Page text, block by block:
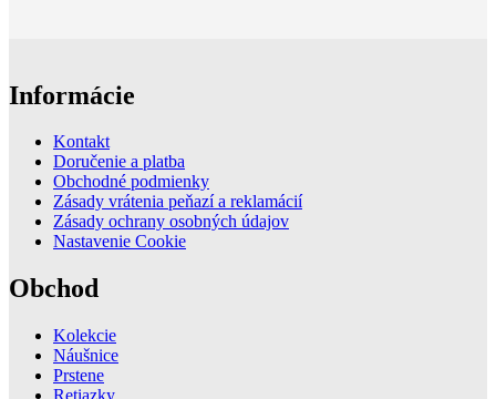
Informácie
Kontakt
Doručenie a platba
Obchodné podmienky
Zásady vrátenia peňazí a reklamácií
Zásady ochrany osobných údajov
Nastavenie Cookie
Obchod
Kolekcie
Náušnice
Prstene